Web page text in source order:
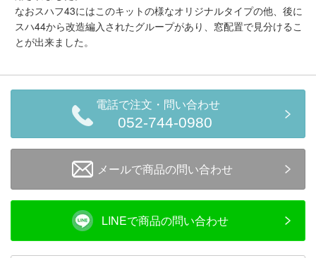
ヘルプページ
ログイン/マイページ
新規会員登録
会員ランクについて
なおスハフ43にはこのキットの様なオリジナルタイプの他、後に
スハ44から改造編入されたグループがあり、窓配置で見分けるこ
とが出来ました。
電話で注文・問い合わせ
052-744-0980
メールで商品の問い合わせ
LINEで商品の問い合わせ